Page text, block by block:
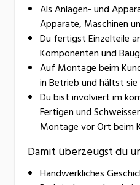
Als Anlagen- und
Apparate, Maschinen
Du fertigst Einzelteile
Komponenten und
Auf Montage beim
in Betrieb und hältst sie
Du bist involviert im
Fertigen und
Montage vor Ort beim
Damit überzeugst du
Handwerkliches